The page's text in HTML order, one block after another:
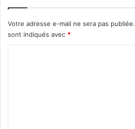
Votre adresse e-mail ne sera pas publiée.
sont indiqués avec *